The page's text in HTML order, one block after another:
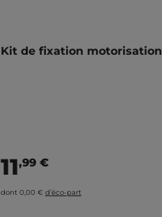
Kit de fixation motorisation
11,99 €
dont 0,00 € d’éco-part